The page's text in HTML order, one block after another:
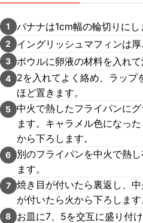
1 バナナは1cm幅の輪切りにし
2 イングリッシュマフィンは厚
3 ボウルに卵液の材料を入れて
4
2を入れてよく絡め、ラップ
ほど置きます。
5 中火で熱したフライパンに
ます。キャラメル色になっ
から下ろします。
6
別のフライパンを中火で熱
ます。
7 焼き目が付いたら裏返し、
が付いたら火から下ろします
8 お皿に7、5を交互に盛り付